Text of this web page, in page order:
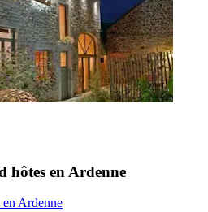
hôtes en Ardenne
Ardenne